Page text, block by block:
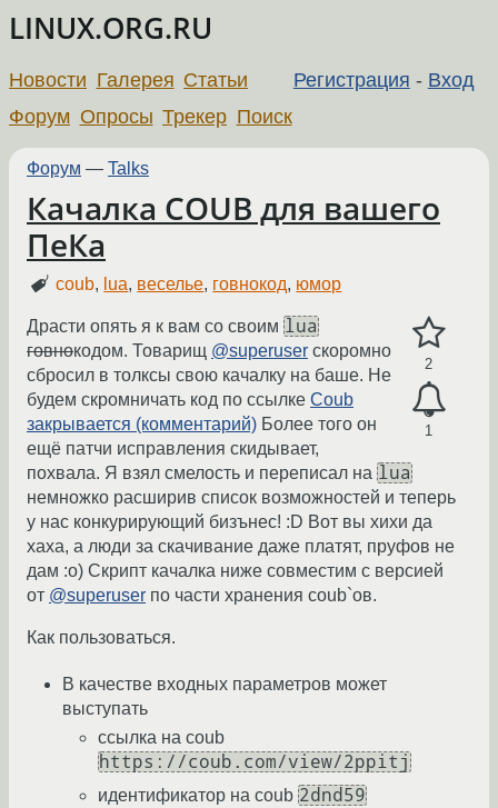
LINUX.ORG.RU
Регистрация - Вход
Новости Галерея Статьи
Форум Опросы Трекер Поиск
Форум — Talks
Качалка COUB для вашего
ПеКа
coub, lua, веселье, говнокод, юмор
2
1
Драсти опять я к вам со своим lua
говнокодом. Товарищ @superuser скоромно
сбросил в толксы свою качалку на баше. Не
будем скромничать код по ссылке Coub
закрывается (комментарий) Более того он
ещё патчи исправления скидывает,
похвала. Я взял смелость и переписал на lua
немножко расширив список возможностей и теперь
у нас конкурирующий бизънес! :D Вот вы хихи да
хаха, а люди за скачивание даже платят, пруфов не
дам :o) Скрипт качалка ниже совместим с версией
от @superuser по части хранения coub`ов.
Как пользоваться.
В качестве входных параметров может
выступать
ссылка на coub
https://coub.com/view/2ppitj
идентификатор на coub 2dnd59